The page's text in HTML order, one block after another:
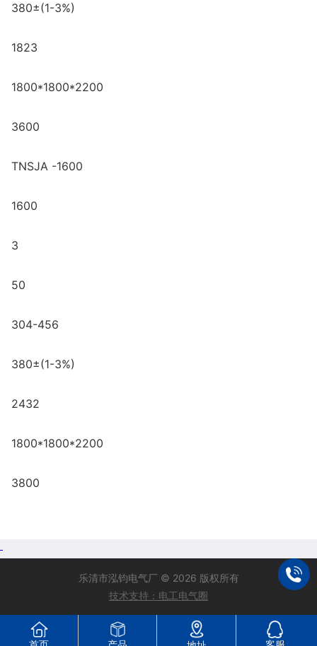
380±(1-3%)
1823
1800*1800*2200
3600
TNSJA -1600
1600
3
50
304-456
380±(1-3%)
2432
1800*1800*2200
3800
乐清市泓钧电气厂 © 2026 版权所有
技术支持：电工电气圈